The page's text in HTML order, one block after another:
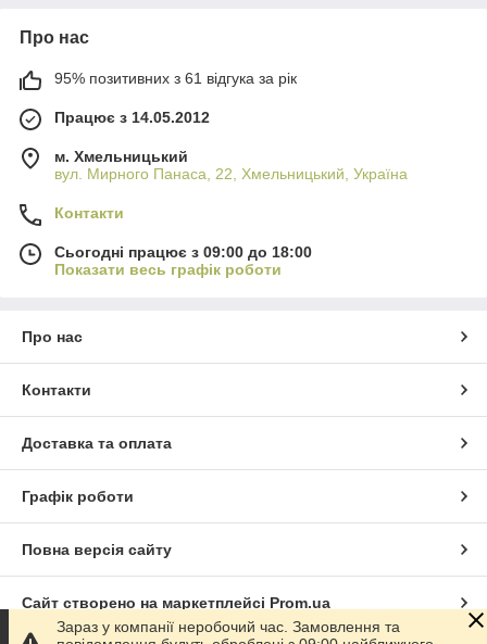
Про нас
95% позитивних з 61 відгука за рік
Працює з 14.05.2012
м. Хмельницький
вул. Мирного Панаса, 22, Хмельницький, Україна
Контакти
Сьогодні працює з 09:00 до 18:00
Показати весь графік роботи
Про нас
Контакти
Доставка та оплата
Графік роботи
Повна версія сайту
Сайт створено на маркетплейсі Prom.ua
Зараз у компанії неробочий час. Замовлення та